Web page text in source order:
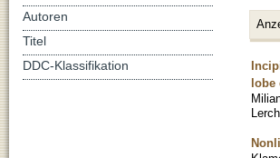
lobe
Autoren
Titel
DDC-Klassifikation